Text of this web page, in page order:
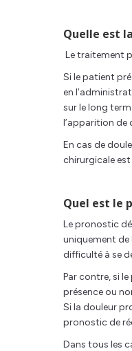
Quelle est
Le traitement
Si le patient
en
sur le long
l’apparition de
En cas de
chirurgicale
Quel est le
Le pronostic
uniquement
difficulté à se
Par contre, si
présence ou
Si la douleur
pronostic de
Dans tous les